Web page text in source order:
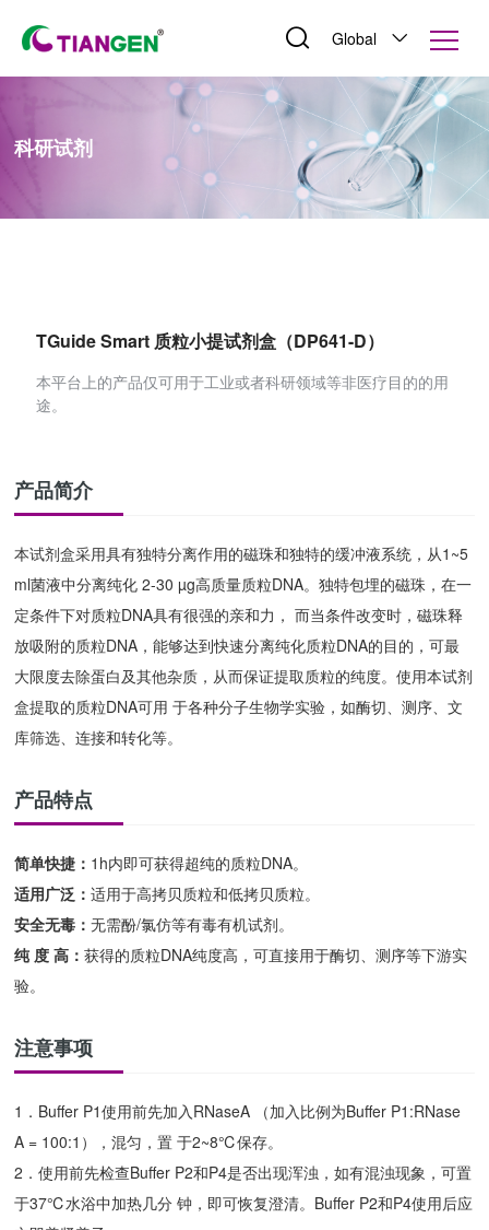
Global
科研试剂
TGuide Smart 质粒小提试剂盒（DP641-D）
本平台上的产品仅可用于工业或者科研领域等非医疗目的的用
途。
产品简介
本试剂盒采用具有独特分离作用的磁珠和独特的缓冲液系统，从1~5
ml菌液中分离纯化 2-30 µg高质量质粒DNA。独特包埋的磁珠，在一
定条件下对质粒DNA具有很强的亲和力， 而当条件改变时，磁珠释
放吸附的质粒DNA，能够达到快速分离纯化质粒DNA的目的，可最
大限度去除蛋白及其他杂质，从而保证提取质粒的纯度。使用本试剂
盒提取的质粒DNA可用 于各种分子生物学实验，如酶切、测序、文
库筛选、连接和转化等。
产品特点
简单快捷： 1h内即可获得超纯的质粒DNA。
适用广泛：适用于高拷贝质粒和低拷贝质粒。
安全无毒：无需酚/氯仿等有毒有机试剂。
纯 度 高：获得的质粒DNA纯度高，可直接用于酶切、测序等下游实
验。
注意事项
1．Buffer P1使用前先加入RNaseA （加入比例为Buffer P1:RNase
A = 100:1），混匀，置 于2~8℃保存。
2．使用前先检查Buffer P2和P4是否出现浑浊，如有混浊现象，可置
于37℃水浴中加热几分 钟，即可恢复澄清。Buffer P2和P4使用后应